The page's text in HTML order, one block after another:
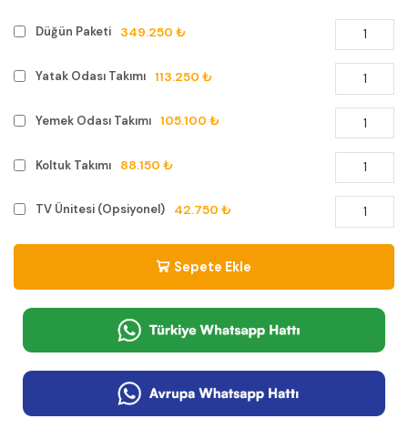
Düğün Paketi 349.250 ₺
Yatak Odası Takımı 113.250 ₺
Yemek Odası Takımı 105.100 ₺
Koltuk Takımı 88.150 ₺
TV Ünitesi (Opsiyonel) 42.750 ₺
Sepete Ekle